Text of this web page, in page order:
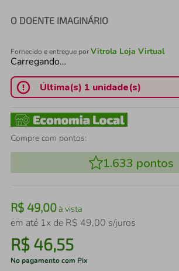
O DOENTE IMAGINÁRIO
Fornecido e entregue porVitrola Loja Virtual
Carregando…
Última(s) 1 unidade(s)
Compre com pontos:
1.633 pontos
R$ 49,00à vista
em até 1x de R$ 49,00 s/juros
R$ 46,55
No pagamento com Pix